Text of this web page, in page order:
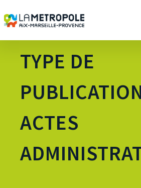
TYPE DE
ACTES